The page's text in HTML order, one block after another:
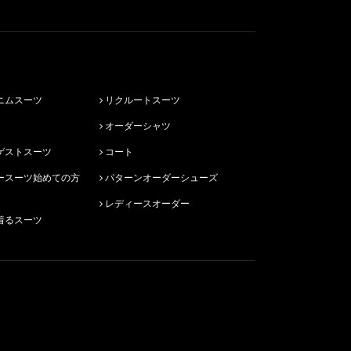
ムスーツ
ストスーツ
るスーツ
リクルートスーツ
オーダーシャツ
コート
パターンオーダーシューズ
レディースオーダー